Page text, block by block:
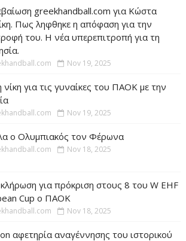
greekhandball.com για Κώστα
Πως ληφθηκε η απόφαση για την
του. Η νέα υπερεπιτροπή για τη
Nov 19, 2025
νίκη για τις γυναίκες του ΠΑΟΚ με την
Nov 19, 2025
ο Ολυμπιακός τον Φέρωνα
Nov 18, 2025
για πρόκριση στους 8 του W EHF
Cup ο ΠΑΟΚ
Nov 18, 2025
αφετηρία αναγέννησης του ιστορικού